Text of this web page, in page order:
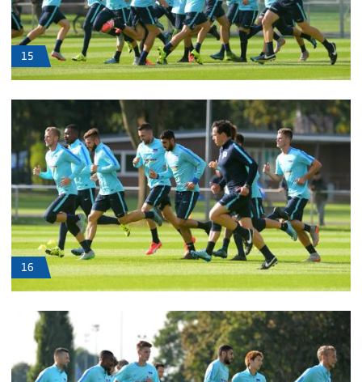
15
16